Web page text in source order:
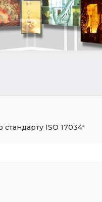
ISO 17034"